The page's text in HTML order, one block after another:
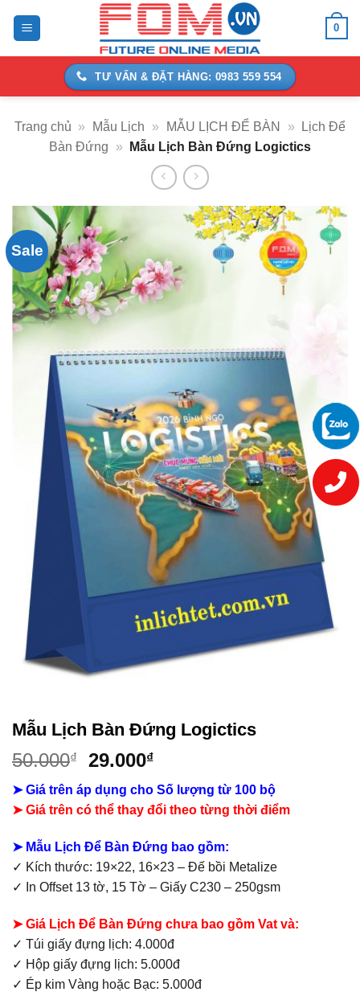
0
TƯ VẤN & ĐẶT HÀNG: 0983 559 554
Trang chủ » Mẫu Lịch » MẪU LỊCH ĐỂ BÀN »
Lịch Để
Bàn Đứng
» Mẫu Lịch Bàn Đứng Logictics
Sale
Mẫu Lịch Bàn Đứng Logictics
50.000₫
Giá
là:
50.000₫.
29.000₫Giá
hiện
tại
là:
29.000₫.
➤ Giá trên áp dụng cho Số lượng từ 100 bộ
➤Giá trên có thể thay đổi theo từng thời điểm
➤ Mẫu Lịch Để Bàn Đứng bao gồm:
✓ Kích thước: 19×22, 16×23 – Đế bồi Metalize
✓ In Offset 13 tờ, 15 Tờ – Giấy C230 – 250gsm
➤ Giá Lịch Để Bàn Đứng chưa bao gồm Vat và:
✓ Túi giấy đựng lịch: 4.000đ
✓ Hộp giấy đựng lịch: 5.000đ
✓ Ép kim Vàng hoặc Bạc: 5.000đ